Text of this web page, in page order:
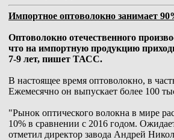
Импортное оптоволокно занимает
Оптоволокно отечественного
что на импортную продукцию
7-9 лет, пишет ТАСС.
В настоящее время оптоволокно, в
Ежемесячно он выпускает более 100
"Рынок оптического волокна в мире
10% в сравнении с 2016 годом.
отметил директор завода Андрей